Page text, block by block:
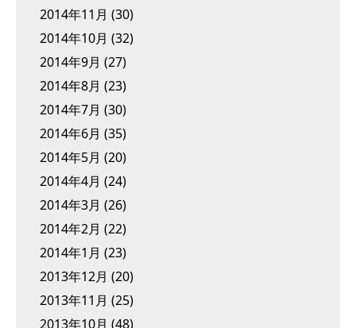
2014年11月 (30)
2014年10月 (32)
2014年9月 (27)
2014年8月 (23)
2014年7月 (30)
2014年6月 (35)
2014年5月 (20)
2014年4月 (24)
2014年3月 (26)
2014年2月 (22)
2014年1月 (23)
2013年12月 (20)
2013年11月 (25)
2013年10月 (48)